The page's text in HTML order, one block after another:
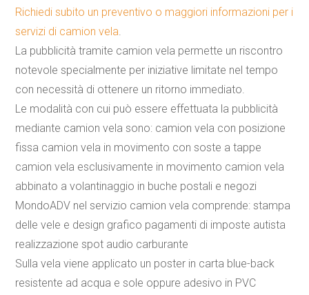
Richiedi subito un preventivo o maggiori informazioni per i
servizi di camion vela.
La pubblicità tramite camion vela permette un riscontro
notevole specialmente per iniziative limitate nel tempo
con necessità di ottenere un ritorno immediato.
Le modalità con cui può essere effettuata la pubblicità
mediante camion vela sono: camion vela con posizione
fissa camion vela in movimento con soste a tappe
camion vela esclusivamente in movimento camion vela
abbinato a volantinaggio in buche postali e negozi
MondoADV nel servizio camion vela comprende: stampa
delle vele e design grafico pagamenti di imposte autista
realizzazione spot audio carburante
Sulla vela viene applicato un poster in carta blue-back
resistente ad acqua e sole oppure adesivo in PVC